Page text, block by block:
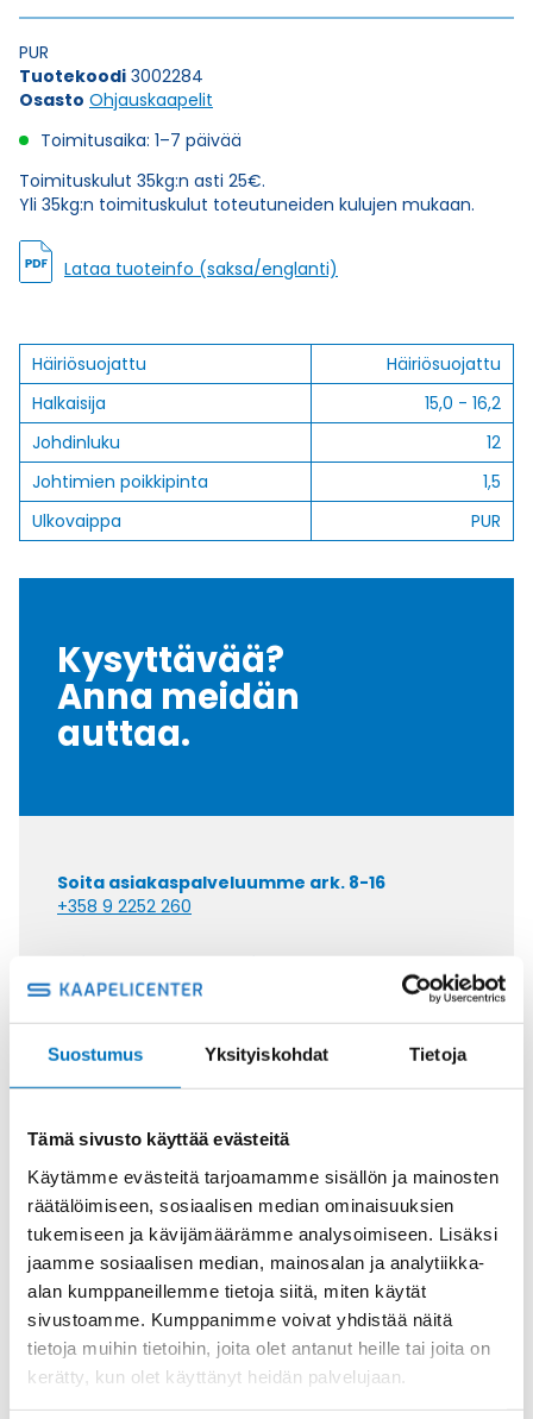
Suostumus Yksityiskohdat Tietoja
Tämä sivusto käyttää evästeitä
Käytämme evästeitä tarjoamamme sisällön ja mainosten
räätälöimiseen, sosiaalisen median ominaisuuksien
tukemiseen ja kävijämäärämme analysoimiseen. Lisäksi
jaamme sosiaalisen median, mainosalan ja analytiikka-
alan kumppaneillemme tietoja siitä, miten käytät
sivustoamme. Kumppanimme voivat yhdistää näitä
tietoja muihin tietoihin, joita olet antanut heille tai joita on
kerätty, kun olet käyttänyt heidän palvelujaan.
PUR-
J
12X1,5
määrä
PUR
Tuotekoodi 3002284
Osasto Ohjauskaapelit
Toimitusaika: 1–7 päivää
Toimituskulut 35kg:n asti 25€.
Yli 35kg:n toimituskulut toteutuneiden kulujen mukaan.
Lataa tuoteinfo (saksa/englanti)
Häiriösuojattu
Häiriösuojattu
Halkaisija
15,0 - 16,2
Johdinluku
12
Johtimien poikkipinta
1,5
Ulkovaippa
PUR
Kysyttävää?
Anna meidän
auttaa.
Soita asiakaspalveluumme ark. 8-16
+358 9 2252 260
Tai lähetä sähköpostia
myynti@kaapelicenter.fi
Saman kaapelin eri versiot
Ohjauskaapeli FESTOONFLEX C-
PUR-HF -J 12X2,5
Ohjauskaapeli FESTOONFLEX C-
PUR-HF -J 18X2,5